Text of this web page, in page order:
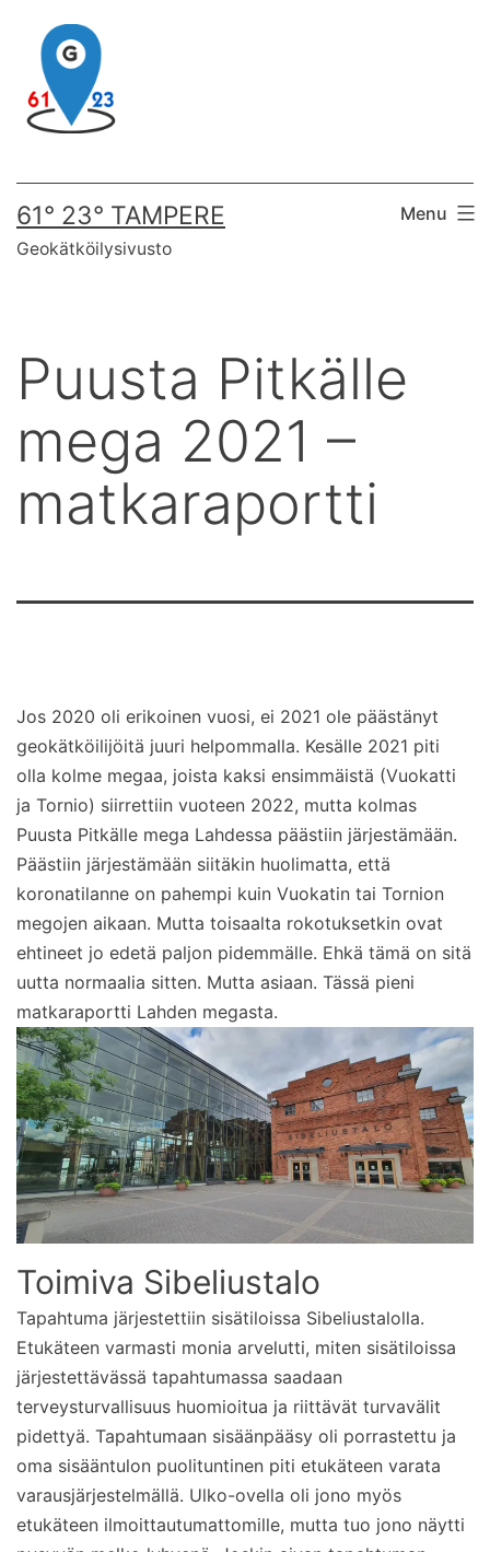
content
61° 23° TAMPERE
Geokätköilysivusto
Menu
Puusta Pitkälle
mega 2021 –
matkaraportti
Jos 2020 oli erikoinen vuosi, ei 2021 ole päästänyt
geokätköilijöitä juuri helpommalla. Kesälle 2021 piti
olla kolme megaa, joista kaksi ensimmäistä (Vuokatti
ja Tornio) siirrettiin vuoteen 2022, mutta kolmas
Puusta Pitkälle mega Lahdessa päästiin järjestämään.
Päästiin järjestämään siitäkin huolimatta, että
koronatilanne on pahempi kuin Vuokatin tai Tornion
megojen aikaan. Mutta toisaalta rokotuksetkin ovat
ehtineet jo edetä paljon pidemmälle. Ehkä tämä on sitä
uutta normaalia sitten. Mutta asiaan. Tässä pieni
matkaraportti Lahden megasta.
Toimiva Sibeliustalo
Tapahtuma järjestettiin sisätiloissa Sibeliustalolla.
Etukäteen varmasti monia arvelutti, miten sisätiloissa
järjestettävässä tapahtumassa saadaan
terveysturvallisuus huomioitua ja riittävät turvavälit
pidettyä. Tapahtumaan sisäänpääsy oli porrastettu ja
oma sisääntulon puolituntinen piti etukäteen varata
varausjärjestelmällä. Ulko-ovella oli jono myös
etukäteen ilmoittautumattomille, mutta tuo jono näytti